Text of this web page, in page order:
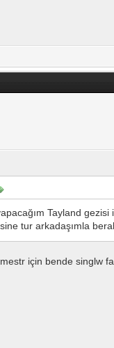
Tayland
tur arkadaşımla
için bende singlw